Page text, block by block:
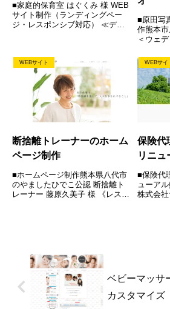
■家庭的保育室 はぐくみ 様 WEB
サイト制作（ランディングペー
ジ・レスポンシブ対応） ≪ディ
■原田写
作熊本
＜ウェ
ィール
家族の
遺影＞
し、長年
だ...
WEBサイト
断捨離トレーナーのホーム
ページ制作
■ホームページ制作熊本県八代市
のやましたひでこ公認 断捨離ト
レーナー 藤原久美子 様 《レスポ
WEBサイ
保険代
リニュ
■保険代
ューア
株式会社
ベビーマッサ
カスタマイズ